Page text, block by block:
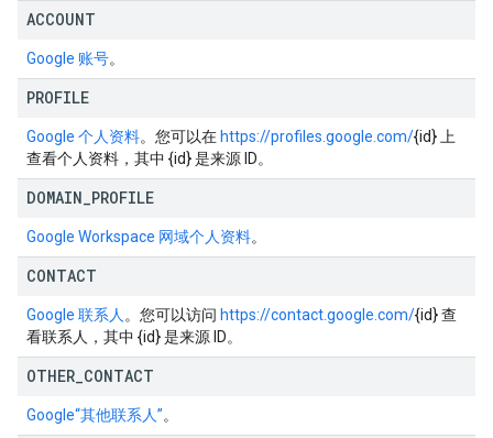
ACCOUNT
Google 账号。
PROFILE
Google 个人资料。您可以在 https://profiles.google.com/{id} 上
查看个人资料，其中 {id} 是来源 ID。
DOMAIN PROFILE
Google Workspace 网域个人资料。
CONTACT
Google 联系人 。您可以访问 https://contact.google.com/{id} 查
看联系人，其中 {id} 是来源 ID。
OTHER CONTACT
Google“其他联系人”。